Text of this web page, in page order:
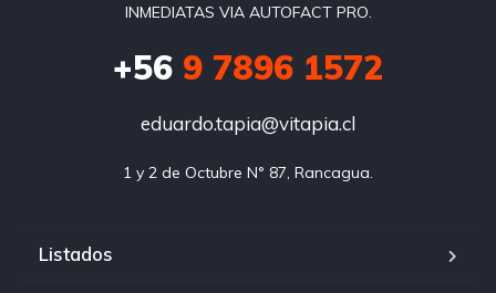
INMEDIATAS VIA AUTOFACT PRO.
+56 9 7896 1572
eduardo.tapia@vitapia.cl
1 y 2 de Octubre N° 87, Rancagua.
Listados